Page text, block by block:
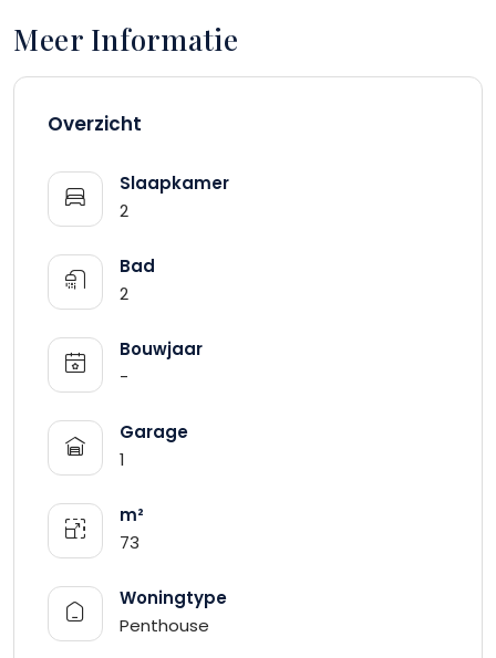
Meer Informatie
Overzicht
Slaapkamer
2
Bad
2
Bouwjaar
-
Garage
1
m²
73
Woningtype
Penthouse